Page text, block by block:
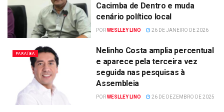
Cacimba de Dentro e muda
cenário político local
PORWESLLEY LINO 26 DE JANEIRO DE 2026
PARAÍBA
Nelinho Costa amplia percentual
e aparece pela terceira vez
seguida nas pesquisas à
Assembleia
PORWESLLEY LINO 26 DE DEZEMBRO DE 2025